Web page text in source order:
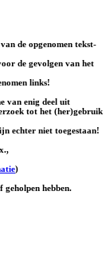
de opgenomen tekst-
de gevolgen van het
links!
van enig deel uit
tot het (her)gebruik
echter niet toegestaan!
)
hebben.